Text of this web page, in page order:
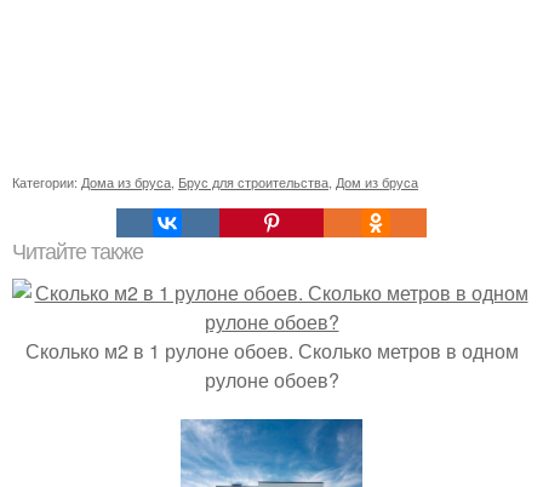
Категории: Дома из бруса Брус для строительства Дом из бруса
Читайте также
Сколько м2 в 1 рулоне обоев. Сколько метров в одном
рулоне обоев?